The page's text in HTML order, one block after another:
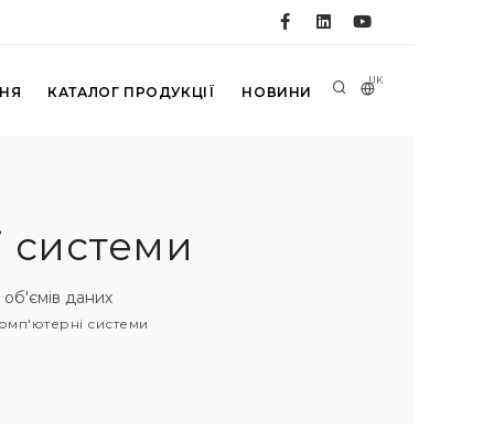
UK
КАТАЛОГ ПРОДУКЦІЇ НОВИНИ
системи
даних
системи